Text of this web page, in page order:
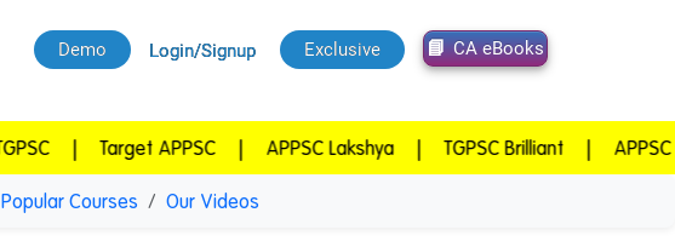
Popular Courses Our Videos
Demo Login/Signup Exclusive CA eBooks
| Target APPSC | APPSC Lakshya | TGPSC Brilliant | APPSC Winner